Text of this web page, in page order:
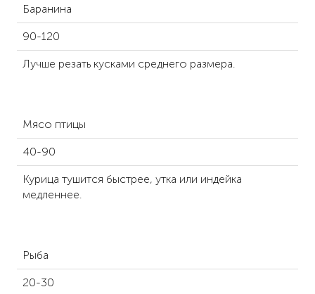
Баранина
90-120
Лучше резать кусками среднего размера.
Мясо птицы
40-90
Курица тушится быстрее, утка или индейка
медленнее.
Рыба
20-30